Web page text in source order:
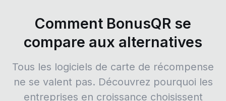
Comment BonusQR se
compare aux alternatives
Tous les logiciels de carte de récompense
ne se valent pas. Découvrez pourquoi les
entreprises en croissance choisissent